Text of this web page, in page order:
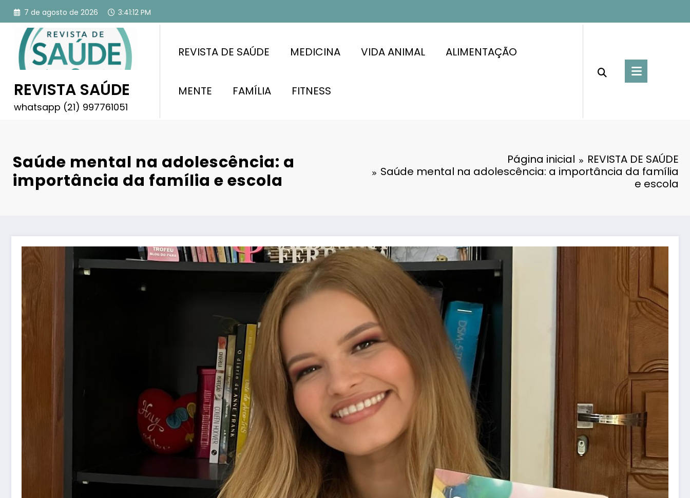
Pular
para
conteúdo
7 de agosto de 2026 3:41:13 PM
REVISTA SAÚDE
whatsapp (21) 997761051
REVISTA DE SAÚDE MEDICINA VIDA ANIMAL ALIMENTAÇÃO
MENTE FAMÍLIA FITNESS
Saúde mental na adolescência: a
importância da família e escola
Página inicial
REVISTA DE SAÚDE
Saúde mental na adolescência: a importância da família
e escola